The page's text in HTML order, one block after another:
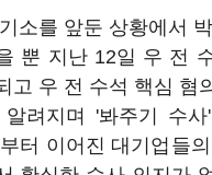
소를 앞둔 상황에서
뿐 지난 12일 우 전
고 우 전 수석 핵심 혐
려지며 '봐주기 수사
터 이어진 대기업들